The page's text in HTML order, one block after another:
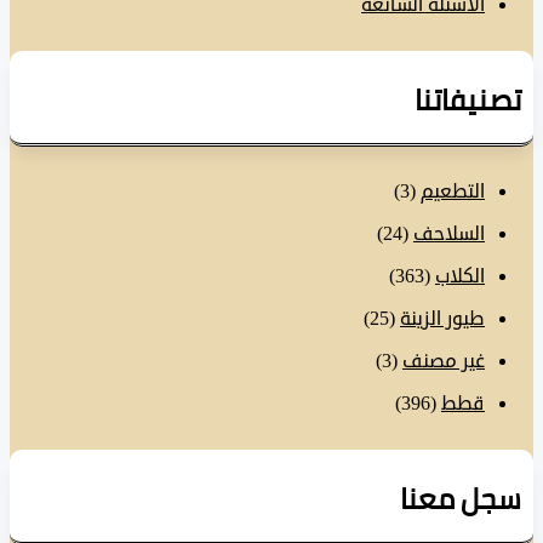
الأسئلة الشائعة
التطعيم(3)
السلاحف(24)
الكلاب(363)
طيور الزينة (25)
غير مصنف(3)
قطط
(396)
معنا